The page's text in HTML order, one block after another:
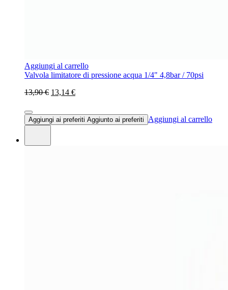
Aggiungi al carrello
Valvola limitatore di pressione acqua 1/4" 4,8bar / 70psi
13,90 € 13,14 €
Aggiungi ai preferiti Aggiunto ai preferiti Aggiungi al carrello